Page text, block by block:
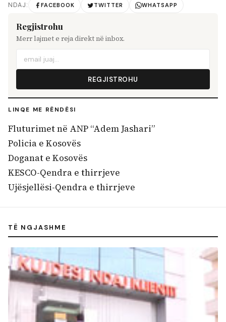
NDAJ: FACEBOOK TWITTER WHATSAPP
Regjistrohu
Merr lajmet e reja direkt në inbox.
REGJISTROHU
LINQE ME RËNDËSI
Fluturimet në ANP “Adem Jashari”
Policia e Kosovës
Doganat e Kosovës
KESCO-Qendra e thirrjeve
Ujësjellësi-Qendra e thirrjeve
TË NGJASHME